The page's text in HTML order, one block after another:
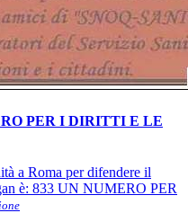
PER I DIRITTI E LE
a Roma per difendere il
è: 833 UN NUMERO PER